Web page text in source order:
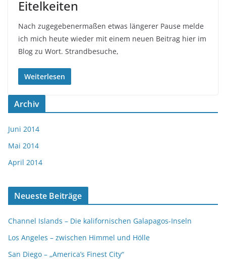
Eitelkeiten
Nach zugegebenermaßen etwas längerer Pause melde
ich mich heute wieder mit einem neuen Beitrag hier im
Blog zu Wort. Strandbesuche,
Weiterlesen
Archiv
Juni 2014
Mai 2014
April 2014
Neueste Beiträge
Channel Islands – Die kalifornischen Galapagos-Inseln
Los Angeles – zwischen Himmel und Hölle
San Diego – „America’s Finest City“